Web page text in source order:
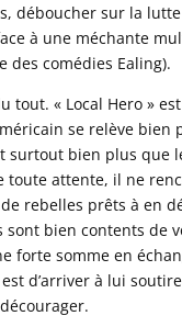
déboucher sur la
à une méchante
des comédies Ealing).
tout. « Local Hero »
se relève bien
surtout bien plus que
toute attente, il ne
rebelles prêts à en
sont bien contents de
forte somme en
d’arriver à lui